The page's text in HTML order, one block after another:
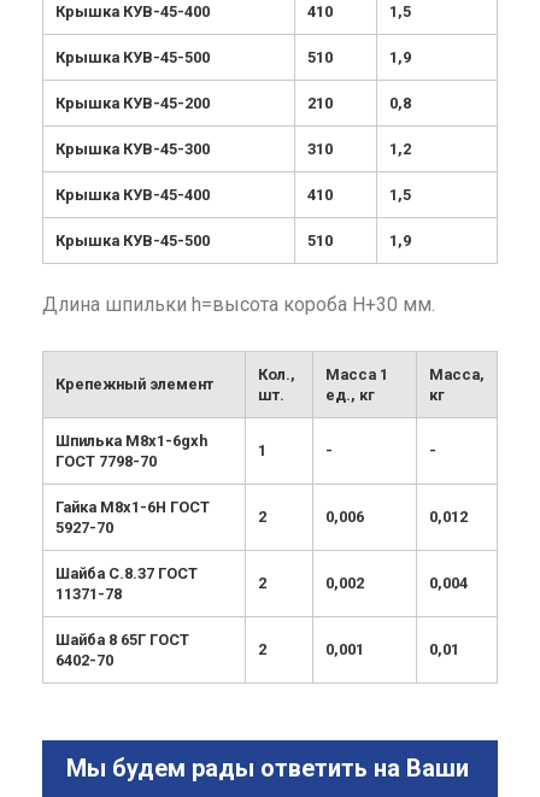
Крышка КУВ-45-400 410 1,5
Крышка КУВ-45-500 510 1,9
Крышка КУВ-45-200 210 0,8
Крышка КУВ-45-300 310 1,2
Крышка КУВ-45-400 410 1,5
Крышка КУВ-45-500 510 1,9
Длина шпильки h=высота короба Н+30 мм.
Крепежный элемент
Кол.,
шт.
Масса 1
ед., кг
Масса,
кг
Шпилька М8х1-6gхh
ГОСТ 7798-70
1 - -
Гайка М8х1-6Н ГОСТ
5927-70
2 0,006 0,012
Шайба С.8.37 ГОСТ
11371-78
2 0,002 0,004
Шайба 8 65Г ГОСТ
6402-70
2 0,001 0,01
Мы будем рады ответить на Ваши